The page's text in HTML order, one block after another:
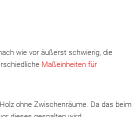
wie vor äußerst schwierig, die
Maßeinheiten für
ohne Zwischenräume. Da das beim